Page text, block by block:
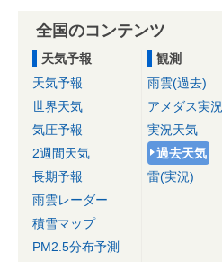
全国のコンテンツ
天気予報
天気予報
世界天気
気圧予報
2週間天気
長期予報
雨雲レーダー
積雪マップ
PM2.5分布予測
観測
雨雲(過去)
アメダス実況
実況天気
過去天気
雷(実況)